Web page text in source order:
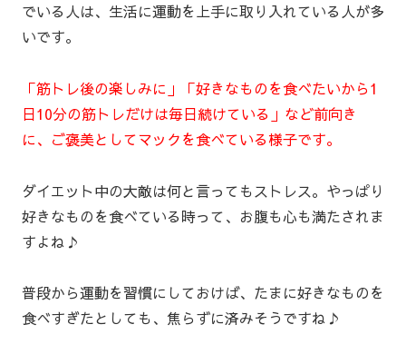
でいる人は、生活に運動を上手に取り入れている人が多
いです。
「筋トレ後の楽しみに」「好きなものを食べたいから1
日10分の筋トレだけは毎日続けている」など前向き
に、ご褒美としてマックを食べている様子です。
ダイエット中の大敵は何と言ってもストレス。やっぱり
好きなものを食べている時って、お腹も心も満たされま
すよね♪
普段から運動を習慣にしておけば、たまに好きなものを
食べすぎたとしても、焦らずに済みそうですね♪